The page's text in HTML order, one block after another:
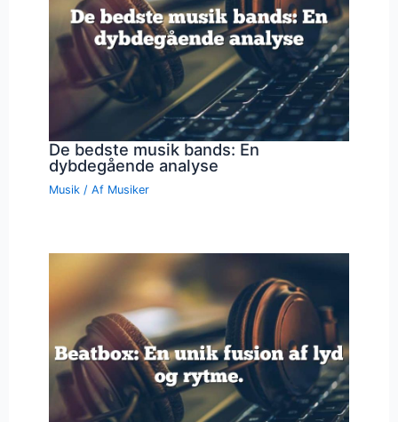
De bedste musik bands: En
dybdegående analyse
Musik / Af Musiker